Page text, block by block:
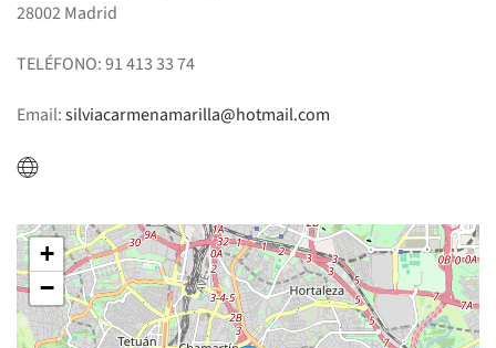
28002 Madrid
TELÉFONO: 91 413 33 74
Email:silviacarmenamarilla@hotmail.com
+
−